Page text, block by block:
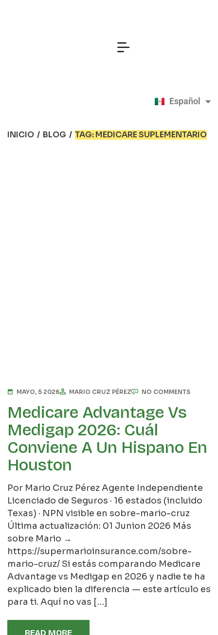
Español
English
INICIO / BLOG / TAG: MEDICARE SUPLEMENTARIO
MAYO, 5 2026 MARIO CRUZ PÉREZ NO COMMENTS
Medicare Advantage Vs
Medigap 2026: Cuál
Conviene A Un Hispano En
Houston
Por Mario Cruz Pérez Agente Independiente
Licenciado de Seguros · 16 estados (incluido
Texas) · NPN visible en sobre-mario-cruz
Última actualización: 01 Junion 2026 Más
sobre Mario →
https://supermarioinsurance.com/sobre-
mario-cruz/ Si estás comparando Medicare
Advantage vs Medigap en 2026 y nadie te ha
explicado bien la diferencia — este artículo es
para ti. Aquí no vas […]
READ MORE